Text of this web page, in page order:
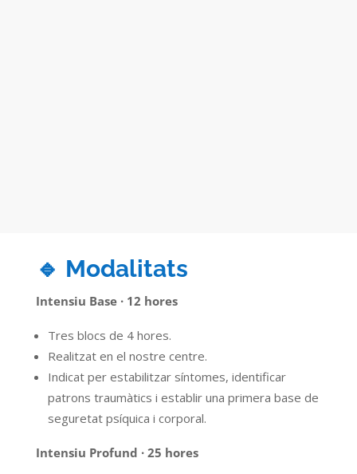
🔹 Modalitats
Intensiu Base · 12 hores
Tres blocs de 4 hores.
Realitzat en el nostre centre.
Indicat per estabilitzar síntomes, identificar
patrons traumàtics i establir una primera base de
seguretat psíquica i corporal.
Intensiu Profund · 25 hores